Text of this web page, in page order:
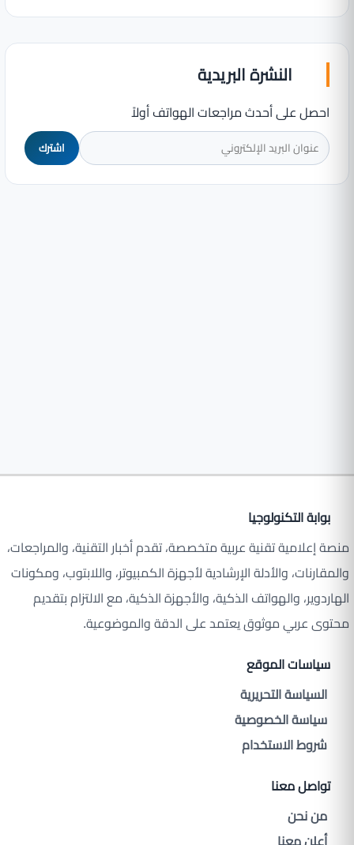
النشرة البريدية
احصل على أحدث مراجعات الهواتف أولاً
اشترك
بوابة التكنولوجيا
منصة إعلامية تقنية عربية متخصصة، تقدم أخبار التقنية، والمراجعات،
والمقارنات، والأدلة الإرشادية لأجهزة الكمبيوتر، واللابتوب، ومكونات
الهاردوير، والهواتف الذكية، والأجهزة الذكية، مع الالتزام بتقديم
محتوى عربي موثوق يعتمد على الدقة والموضوعية.
سياسات الموقع
السياسة التحريرية
سياسة الخصوصية
شروط الاستخدام
تواصل معنا
من نحن